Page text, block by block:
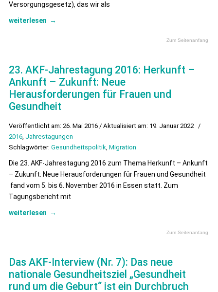
Versorgungsgesetz), das wir als
weiterlesen →
Zum Seitenanfang
23. AKF-Jahrestagung 2016: Herkunft –
Ankunft – Zukunft: Neue
Herausforderungen für Frauen und
Gesundheit
Veröffentlicht am: 26. Mai 2016 / Aktualisiert am: 19. Januar 2022 /
2016, Jahrestagungen
Schlagwörter: Gesundheitspolitik, Migration
Die 23. AKF-Jahrestagung 2016 zum Thema Herkunft – Ankunft
– Zukunft: Neue Herausforderungen für Frauen und Gesundheit
fand vom 5. bis 6. November 2016 in Essen statt. Zum
Tagungsbericht mit
weiterlesen →
Zum Seitenanfang
Das AKF-Interview (Nr. 7): Das neue
nationale Gesundheitsziel „Gesundheit
rund um die Geburt“ ist ein Durchbruch